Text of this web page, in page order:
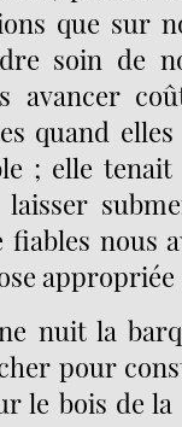
que sur
soin de
avancer
quand
; elle tenait
nous
appropriée
nuit la
pour
le bois de la